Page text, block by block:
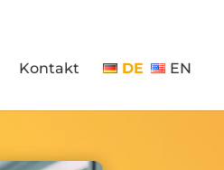
Kontakt DE EN